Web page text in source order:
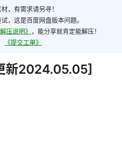
，有需求请另寻！
，这是百度网盘版本问题。
解压说明》 ，能分享就肯定能解压！
《提交工单》
新2024.05.05]